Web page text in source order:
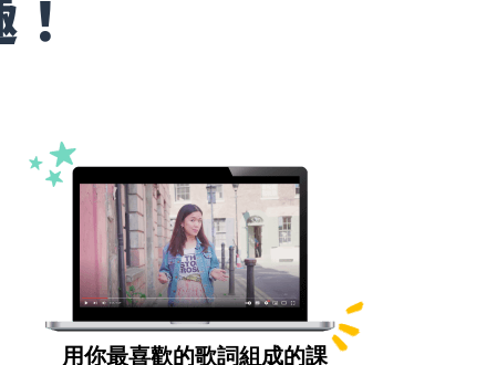
用你最喜歡的歌詞組成的課